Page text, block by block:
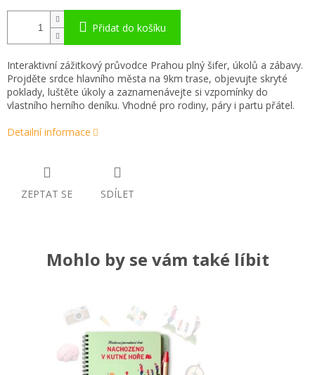
Přidat do košíku
Interaktivní zážitkový průvodce Prahou plný šifer, úkolů a zábavy.
Projděte srdce hlavního města na 9km trase, objevujte skryté
poklady, luštěte úkoly a zaznamenávejte si vzpomínky do
vlastního herního deníku. Vhodné pro rodiny, páry i partu přátel.
Detailní informace
ZEPTAT SE SDÍLET
Mohlo by se vám také líbit